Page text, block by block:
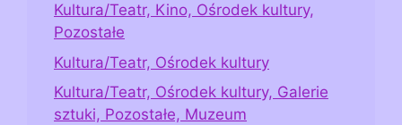
Kultura/Teatr, Kino, Ośrodek kultury,
Pozostałe
Kultura/Teatr, Ośrodek kultury
Kultura/Teatr, Ośrodek kultury, Galerie
sztuki, Pozostałe, Muzeum